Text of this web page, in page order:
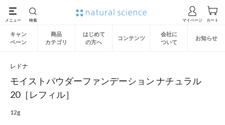
キャン
ペーン
商品
カテゴリ
はじめて
の方へ
コンテンツ
会社に
ついて
お知らせ
レドナ
モイストパウダーファンデーション ナチュラル
20［レフィル］
12g